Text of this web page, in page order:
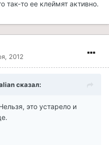
так-то ее клеймят активно.
2012
сказал:
это устарело и